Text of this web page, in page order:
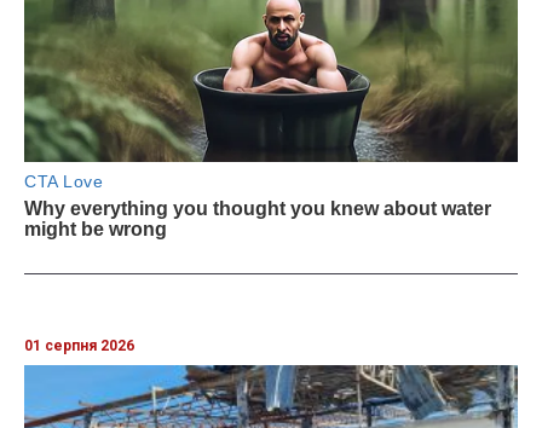
01 серпня 2026